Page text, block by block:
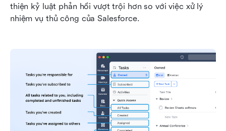
thiện kỷ luật phản hồi vượt trội hơn so với việc xử lý
nhiệm vụ thủ công của Salesforce.